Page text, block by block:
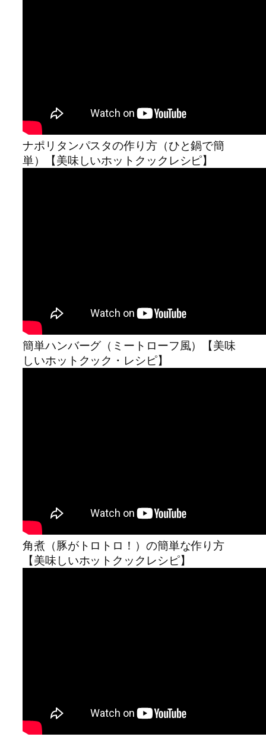
ナポリタンパスタの作り方（ひと鍋で簡
単）【美味しいホットクックレシピ】
簡単ハンバーグ（ミートローフ風）【美味
しいホットクック・レシピ】
角煮（豚がトロトロ！）の簡単な作り方
【美味しいホットクックレシピ】